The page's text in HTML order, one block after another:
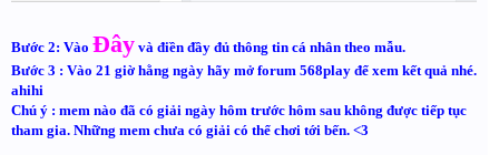
Bước 2: Vào Đây và điền đầy đủ thông tin cá nhân theo mẫu.
Bước 3 : Vào 21 giờ hằng ngày hãy mở forum 568play để xem kết quả nhé.
ahihi
Chú ý : mem nào đã có giải ngày hôm trước hôm sau không được tiếp tục
tham gia. Những mem chưa có giải có thể chơi tới bến. <3